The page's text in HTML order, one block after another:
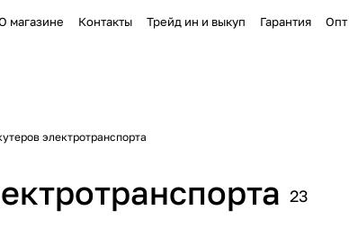
магазине Контакты Трейд ин и выкуп Гарантия Опт
электротранспорта
23